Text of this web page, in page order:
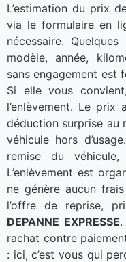
L’estimation du prix
via le formulaire en
nécessaire.
modèle, année,
sans engagement est
Si elle vous
l’enlèvement. Le prix
déduction surprise au
véhicule hors
remise du
L’enlèvement est
ne génère aucun
l’offre de reprise,
DEPANNE EXPRESSE
rachat contre
: ici, c’est vous qui